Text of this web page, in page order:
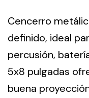
Cencerro
definido, ideal
percusión,
5x8 pulgadas
buena